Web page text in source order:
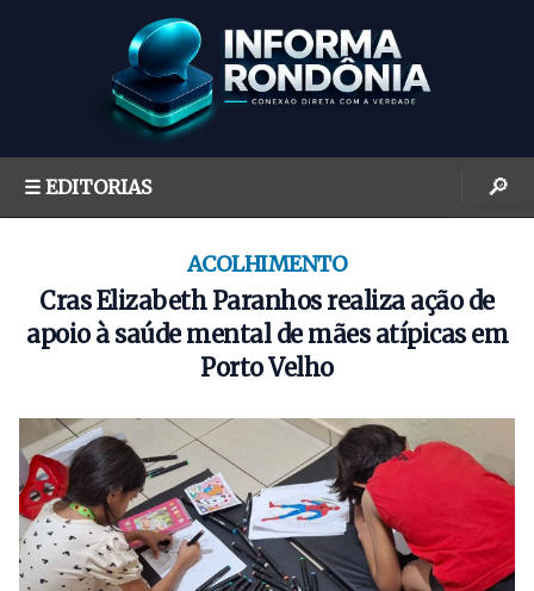
☰ EDITORIAS 🔎
ACOLHIMENTO
Cras Elizabeth Paranhos realiza ação de
apoio à saúde mental de mães atípicas em
Porto Velho